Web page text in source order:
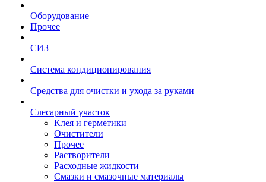
Оборудование
Прочее
СИЗ
Система кондиционирования
Средства для очистки и ухода за руками
Слесарный участок
Клея и герметики
Очистители
Прочее
Растворители
Расходные жидкости
Смазки и смазочные материалы